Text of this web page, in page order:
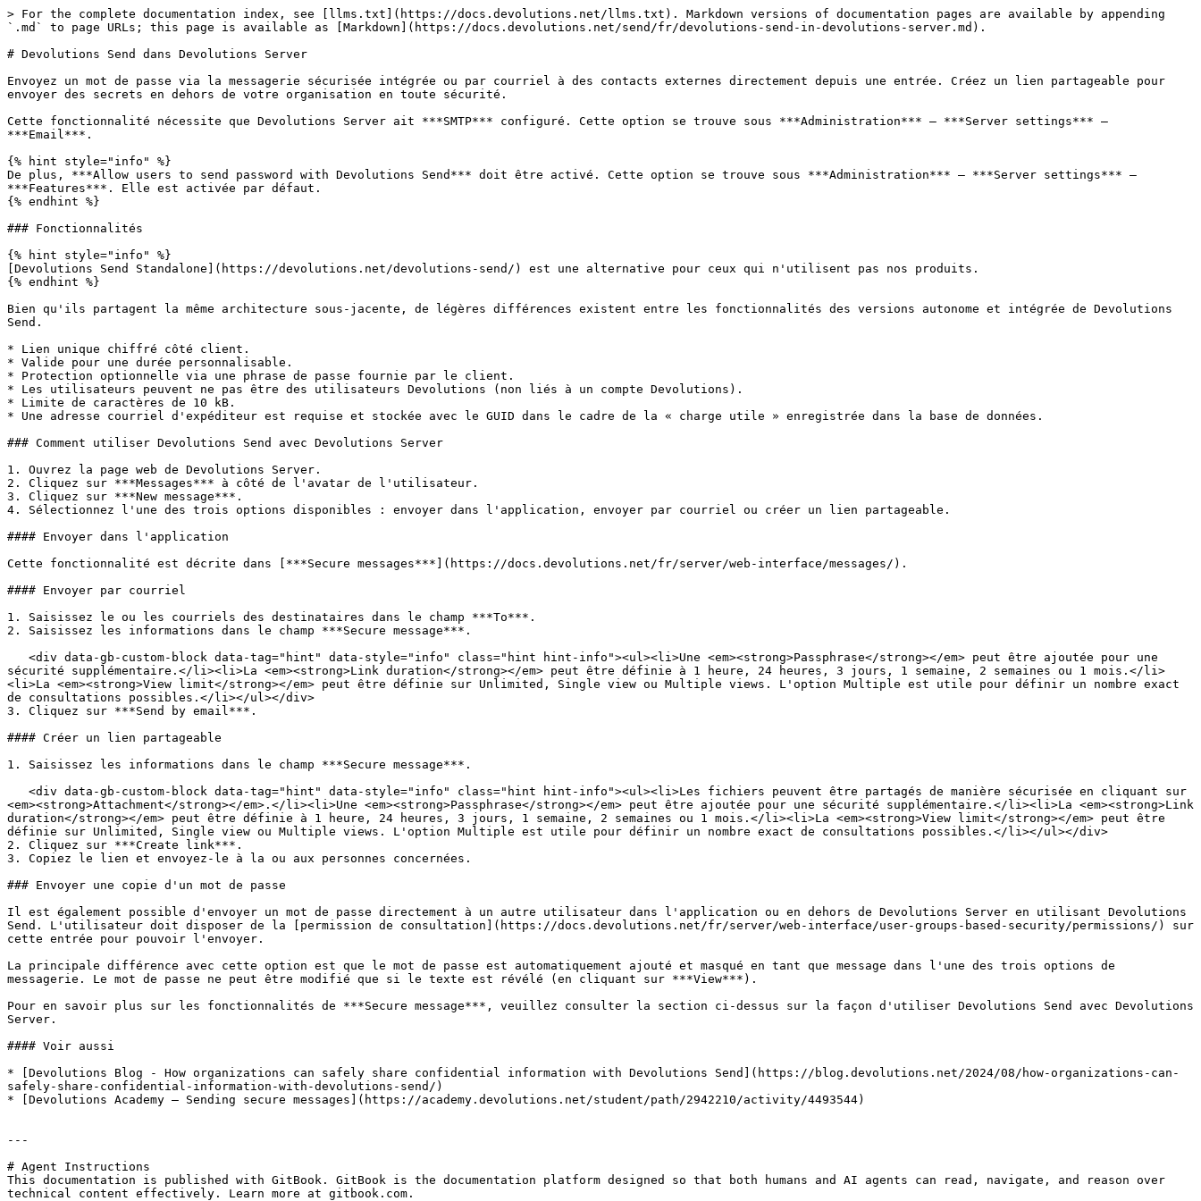
> For the complete documentation index, see [llms.txt](https://docs.devolutions.net/llms.txt). Markdown versions of documentation pages are available by appending
`.md` to page URLs; this page is available as [Markdown](https://docs.devolutions.net/send/fr/devolutions-send-in-devolutions-server.md).
# Devolutions Send dans Devolutions Server
Envoyez un mot de passe via la messagerie sécurisée intégrée ou par courriel à des contacts externes directement depuis une entrée. Créez un lien partageable pour
envoyer des secrets en dehors de votre organisation en toute sécurité.
Cette fonctionnalité nécessite que Devolutions Server ait ***SMTP*** configuré. Cette option se trouve sous ***Administration*** – ***Server settings*** –
***Email***.
{% hint style="info" %}
De plus, ***Allow users to send password with Devolutions Send*** doit être activé. Cette option se trouve sous ***Administration*** – ***Server settings*** –
***Features***. Elle est activée par défaut.
{% endhint %}
### Fonctionnalités
{% hint style="info" %}
[Devolutions Send Standalone](https://devolutions.net/devolutions-send/) est une alternative pour ceux qui n'utilisent pas nos produits.
{% endhint %}
Bien qu'ils partagent la même architecture sous-jacente, de légères différences existent entre les fonctionnalités des versions autonome et intégrée de Devolutions
Send.
* Lien unique chiffré côté client.
* Valide pour une durée personnalisable.
* Protection optionnelle via une phrase de passe fournie par le client.
* Les utilisateurs peuvent ne pas être des utilisateurs Devolutions (non liés à un compte Devolutions).
* Limite de caractères de 10 kB.
* Une adresse courriel d'expéditeur est requise et stockée avec le GUID dans le cadre de la « charge utile » enregistrée dans la base de données.
### Comment utiliser Devolutions Send avec Devolutions Server
1. Ouvrez la page web de Devolutions Server.
2. Cliquez sur ***Messages*** à côté de l'avatar de l'utilisateur.
3. Cliquez sur ***New message***.
4. Sélectionnez l'une des trois options disponibles : envoyer dans l'application, envoyer par courriel ou créer un lien partageable.
#### Envoyer dans l'application
Cette fonctionnalité est décrite dans [***Secure messages***](https://docs.devolutions.net/fr/server/web-interface/messages/).
#### Envoyer par courriel
1. Saisissez le ou les courriels des destinataires dans le champ ***To***.
2. Saisissez les informations dans le champ ***Secure message***.
sécurité supplémentaire.</li><li>La <em><strong>Link duration</strong></em> peut être définie à 1 heure, 24 heures, 3 jours, 1 semaine, 2 semaines ou 1 mois.</li>
<li>La <em><strong>View limit</strong></em> peut être définie sur Unlimited, Single view ou Multiple views. L'option Multiple est utile pour définir un nombre exact
de consultations possibles.</li></ul></div>
3. Cliquez sur ***Send by email***.
#### Créer un lien partageable
1. Saisissez les informations dans le champ ***Secure message***.
<em><strong>Attachment</strong></em>.</li><li>Une <em><strong>Passphrase</strong></em> peut être ajoutée pour une sécurité supplémentaire.</li><li>La <em><strong>Link
duration</strong></em> peut être définie à 1 heure, 24 heures, 3 jours, 1 semaine, 2 semaines ou 1 mois.</li><li>La <em><strong>View limit</strong></em> peut être
définie sur Unlimited, Single view ou Multiple views. L'option Multiple est utile pour définir un nombre exact de consultations possibles.</li></ul></div>
2. Cliquez sur ***Create link***.
3. Copiez le lien et envoyez-le à la ou aux personnes concernées.
### Envoyer une copie d'un mot de passe
Il est également possible d'envoyer un mot de passe directement à un autre utilisateur dans l'application ou en dehors de Devolutions Server en utilisant Devolutions
Send. L'utilisateur doit disposer de la [permission de consultation](https://docs.devolutions.net/fr/server/web-interface/user-groups-based-security/permissions/) sur
cette entrée pour pouvoir l'envoyer.
La principale différence avec cette option est que le mot de passe est automatiquement ajouté et masqué en tant que message dans l'une des trois options de
messagerie. Le mot de passe ne peut être modifié que si le texte est révélé (en cliquant sur ***View***).
Pour en savoir plus sur les fonctionnalités de ***Secure message***, veuillez consulter la section ci-dessus sur la façon d'utiliser Devolutions Send avec Devolutions
Server.
#### Voir aussi
* [Devolutions Blog - How organizations can safely share confidential information with Devolutions Send](https://blog.devolutions.net/2024/08/how-organizations-can-
safely-share-confidential-information-with-devolutions-send/)
* [Devolutions Academy – Sending secure messages](https://academy.devolutions.net/student/path/2942210/activity/4493544)
---
# Agent Instructions
This documentation is published with GitBook. GitBook is the documentation platform designed so that both humans and AI agents can read, navigate, and reason over
technical content effectively. Learn more at gitbook.com.